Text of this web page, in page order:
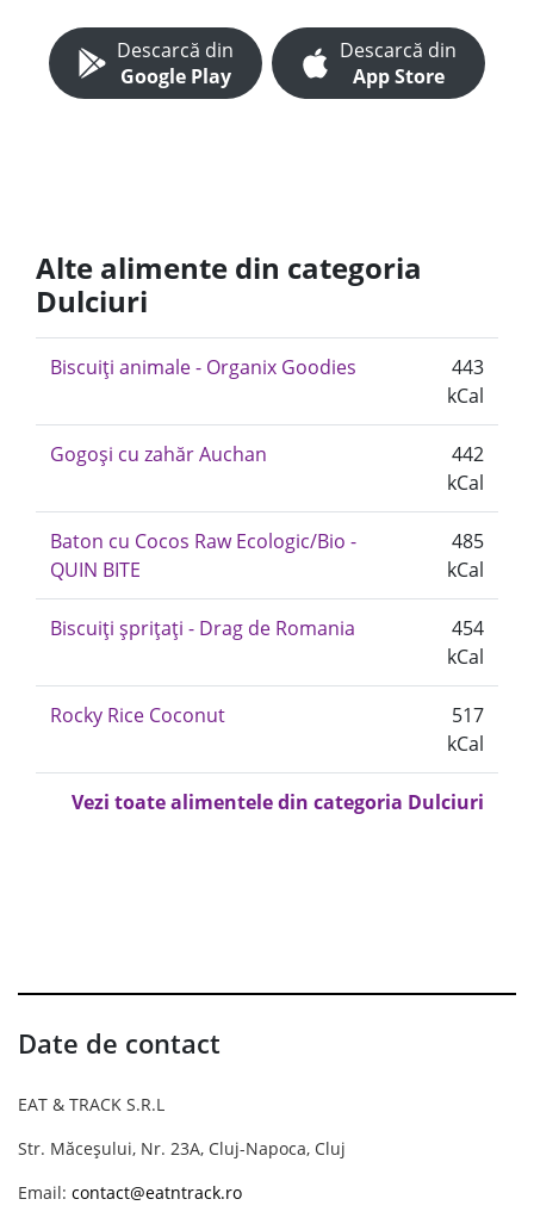
Descarcă din
Google Play
Descarcă din
App Store
Alte alimente din categoria
Dulciuri
Biscuiți animale - Organix Goodies
443
kCal
Gogoși cu zahăr Auchan
442
kCal
Baton cu Cocos Raw Ecologic/Bio -
QUIN BITE
485
kCal
Biscuiți șprițați - Drag de Romania
454
kCal
Rocky Rice Coconut
517
kCal
Vezi toate alimentele din categoria Dulciuri
Date de contact
EAT & TRACK S.R.L
Str. Măceșului, Nr. 23A, Cluj-Napoca, Cluj
Email: contact@eatntrack.ro